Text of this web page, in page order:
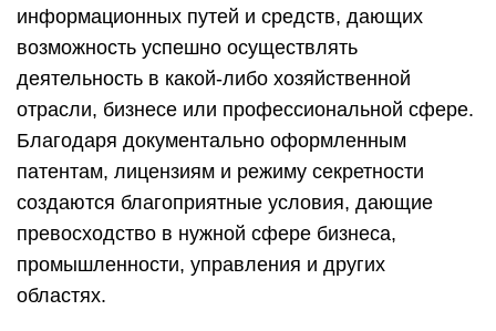
информационных путей и средств, дающих
возможность успешно осуществлять
деятельность в какой-либо хозяйственной
отрасли, бизнесе или профессиональной сфере.
Благодаря документально оформленным
патентам, лицензиям и режиму секретности
создаются благоприятные условия, дающие
превосходство в нужной сфере бизнеса,
промышленности, управления и других
областях.